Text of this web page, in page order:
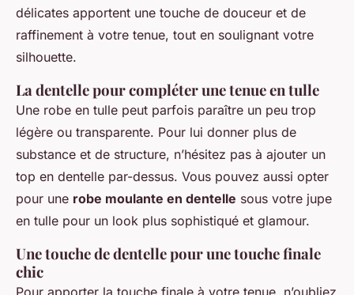
délicates apportent une touche de douceur et de
raffinement à votre tenue, tout en soulignant votre
silhouette.
La dentelle pour compléter une tenue en tulle
Une robe en tulle peut parfois paraître un peu trop
légère ou transparente. Pour lui donner plus de
substance et de structure, n’hésitez pas à ajouter un
top en dentelle par-dessus. Vous pouvez aussi opter
pour une robe moulante en dentelle sous votre jupe
en tulle pour un look plus sophistiqué et glamour.
Une touche de dentelle pour une touche finale
chic